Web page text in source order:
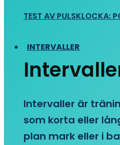
TEST AV PULSKLOCKA:
INTERVALLER
Intervaller är
som korta eller
plan mark eller i